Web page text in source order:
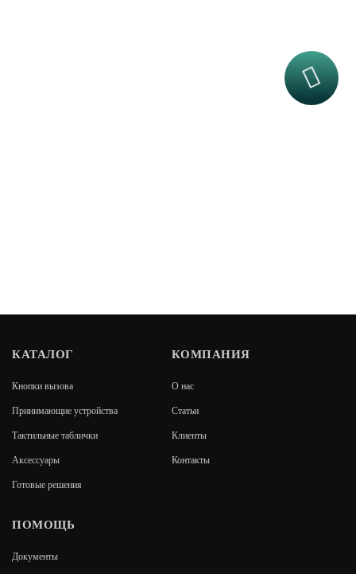
КАТАЛОГ
Кнопки вызова
Принимающие устройства
Тактильные таблички
Аксессуары
Готовые решения
КОМПАНИЯ
О нас
Статьи
Клиенты
Контакты
ПОМОЩЬ
Документы